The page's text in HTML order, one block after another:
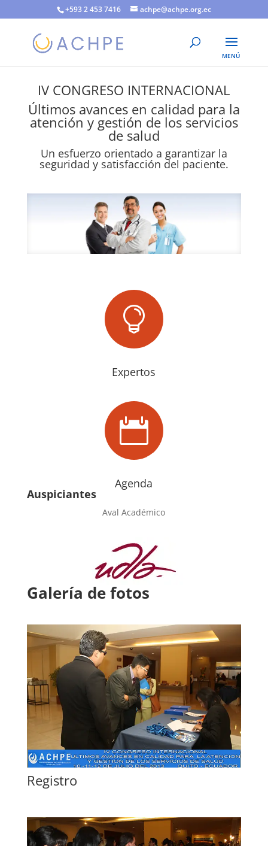
+593 2 453 7416 achpe@achpe.org.ec
IV CONGRESO INTERNACIONAL
Últimos avances en calidad para la
atención y gestión de los servicios
de salud
Un esfuerzo orientado a garantizar la
seguridad y satisfacción del paciente.

Expertos

Agenda
Auspiciantes
Aval Académico
Galería de fotos
Registro